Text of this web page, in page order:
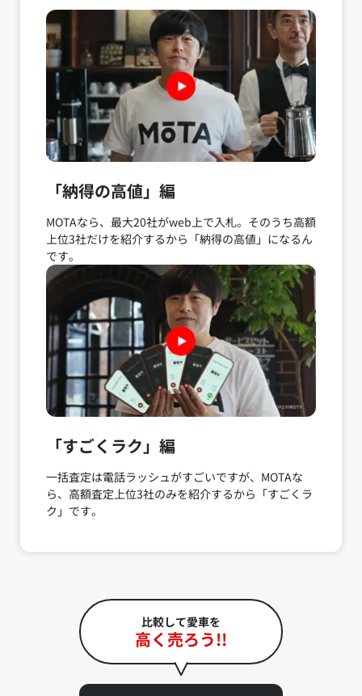
「納得の高値」編
MOTAなら、最大20社がweb上で入札。そのうち高額
上位3社だけを紹介するから「納得の高値」になるん
です。
「すごくラク」編
一括査定は電話ラッシュがすごいですが、MOTAな
ら、高額査定上位3社のみを紹介するから「すごくラ
ク」です。
比較して愛車を
高く売ろう!!